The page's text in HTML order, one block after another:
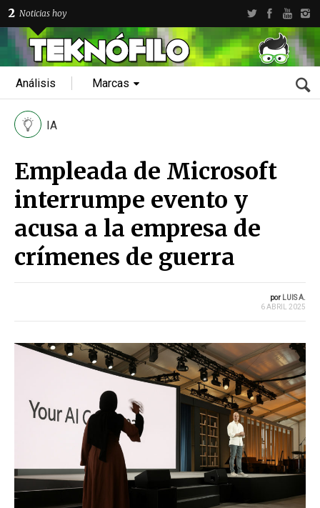
2 Noticias hoy
Análisis Marcas
IA
Empleada de Microsoft
interrumpe evento y
acusa a la empresa de
crímenes de guerra
por LUIS A.
6 ABRIL 2025